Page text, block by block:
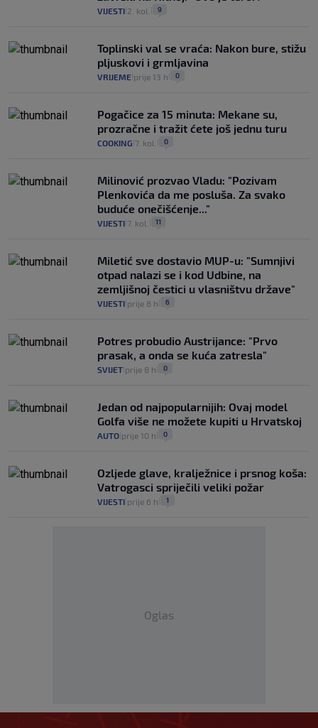
VIJESTI 2. kol. 9
Toplinski val se vraća: Nakon bure, stižu
pljuskovi i grmljavina
VRIJEME prije 13 h 0
Pogačice za 15 minuta: Mekane su,
prozračne i tražit ćete još jednu turu
COOKING 7. kol. 0
Milinović prozvao Vladu: "Pozivam
Plenkovića da me posluša. Za svako
buduće onečišćenje..."
VIJESTI 7. kol. 11
Miletić sve dostavio MUP-u: "Sumnjivi
otpad nalazi se i kod Udbine, na
zemljišnoj čestici u vlasništvu države"
VIJESTI prije 8 h 6
Potres probudio Austrijance: "Prvo
prasak, a onda se kuća zatresla"
SVIJET prije 8 h 0
Jedan od najpopularnijih: Ovaj model
Golfa više ne možete kupiti u Hrvatskoj
AUTO prije 10 h 0
Ozljede glave, kralježnice i prsnog koša:
Vatrogasci spriječili veliki požar
VIJESTI prije 6 h 1
Oglas